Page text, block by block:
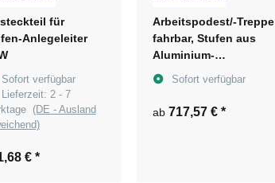
für
Anlegeleiter
Sofort verfügbar
Lieferzeit: 2 - 7
(DE - Ausland
€ *
Arbeitspodest/-Treppe
fahrbar, Stufen aus
Aluminium-
Warzenblech, in 3
Breiten erhältlich
Sofort verfügbar
ab 717,57 € *